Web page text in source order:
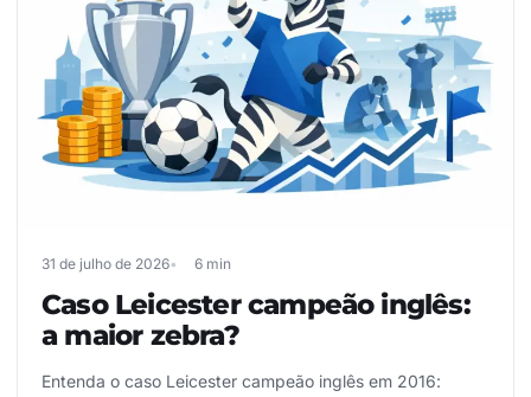
31 de julho de 2026 6 min
Caso Leicester campeão inglês:
a maior zebra?
Entenda o caso Leicester campeão inglês em 2016: